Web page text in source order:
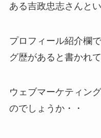
ある吉政忠志さんと
プロフィール紹介欄
グ歴があると書かれ
ウェブマーケティン
のでしょうか・・